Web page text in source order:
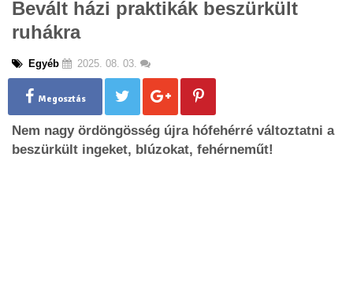
a
Bevált házi praktikák beszürkült
ruhákra
Egyéb 2025. 08. 03.
Megosztás
Nem nagy ördöngösség újra hófehérré változtatni a
beszürkült ingeket, blúzokat, fehérneműt!